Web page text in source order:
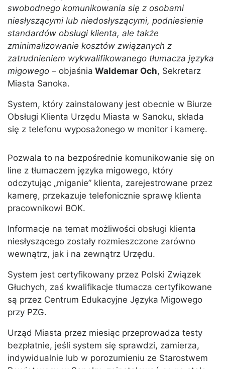
swobodnego komunikowania się z osobami
niesłyszącymi lub niedosłyszącymi, podniesienie
standardów obsługi klienta, ale także
zminimalizowanie kosztów związanych z
zatrudnieniem wykwalifikowanego tłumacza języka
migowego – objaśnia Waldemar Och, Sekretarz
Miasta Sanoka.
System, który zainstalowany jest obecnie w Biurze
Obsługi Klienta Urzędu Miasta w Sanoku, składa
się z telefonu wyposażonego w monitor i kamerę.
Pozwala to na bezpośrednie komunikowanie się on
line z tłumaczem języka migowego, który
odczytując „miganie” klienta, zarejestrowane przez
kamerę, przekazuje telefonicznie sprawę klienta
pracownikowi BOK.
Informacje na temat możliwości obsługi klienta
niesłyszącego zostały rozmieszczone zarówno
wewnątrz, jak i na zewnątrz Urzędu.
System jest certyfikowany przez Polski Związek
Głuchych, zaś kwalifikacje tłumacza certyfikowane
są przez Centrum Edukacyjne Języka Migowego
przy PZG.
Urząd Miasta przez miesiąc przeprowadza testy
bezpłatnie, jeśli system się sprawdzi, zamierza,
indywidualnie lub w porozumieniu ze Starostwem